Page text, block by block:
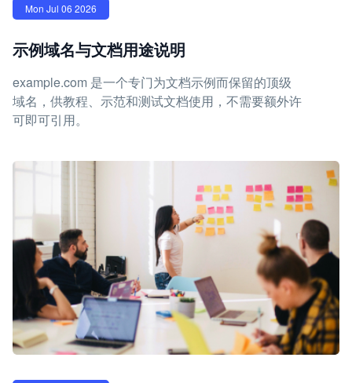
Mon Jul 06 2026
示例域名与文档用途说明
example.com 是一个专门为文档示例而保留的顶级
域名，供教程、示范和测试文档使用，不需要额外许
可即可引用。